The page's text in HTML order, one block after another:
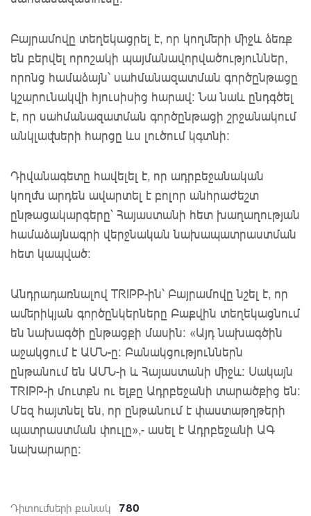
Բայրամովը տեղեկացրել է, որ կողմերի միջև ձեռք
են բերվել որոշակի պայմանավորվածություններ,
որոնց համաձայն՝ սահմանազատման գործընթացը
կշարունակվի հյուսիսից հարավ: Նա նաև ընդգծել
է, որ սահմանազատման գործընթացի շրջանակում
անկլավների հարցը ևս լուծում կգտնի:
Դիվանագետը հավելել է, որ ադրբեջանական
կողմն արդեն ավարտել է բոլոր անհրաժեշտ
ընթացակարգերը՝ Հայաստանի հետ խաղաղության
համաձայնագրի վերջնական նախապատրաստման
հետ կապված:
Անդրադառնալով TRIPP-ին՝ Բայրամովը նշել է, որ
ամերիկյան գործընկերները Բաքվին տեղեկացնում
են նախագծի ընթացքի մասին։ «Այդ նախագծին
աջակցում է ԱՄՆ-ը։ Բանակցություններն
ընթանում են ԱՄՆ-ի և Հայաստանի միջև։ Սակայն
TRIPP-ի մուտքն ու ելքը Ադրբեջանի տարածքից են։
Մեզ հայտնել են, որ ընթանում է փաստաթղթերի
պատրաստման փուլը»,- ասել է Ադրբեջանի ԱԳ
նախարարը:
Դիտումների քանակ 780